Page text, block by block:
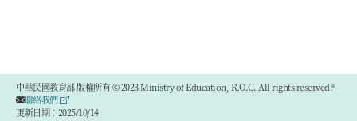
中華民國教育部 版權所有 © 2023 Ministry of Education, R.O.C. All rights reserved.®
聯絡我們
更新日期：2025/10/14